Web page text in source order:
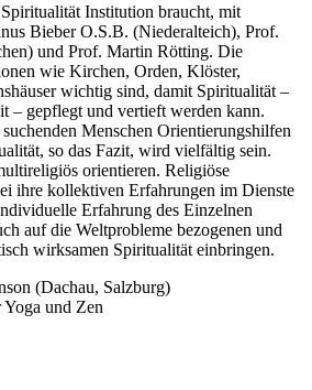
Institution braucht, mit
Bieber O.S.B. (Niederalteich), Prof.
und Prof. Martin Rötting. Die
wie Kirchen, Orden, Klöster,
wichtig sind, damit Spiritualität –
– gepflegt und vertieft werden kann.
Menschen Orientierungshilfen
so das Fazit, wird vielfältig sein.
orientieren. Religiöse
ihre kollektiven Erfahrungen im Dienste
Erfahrung des Einzelnen
auf die Weltprobleme bezogenen und
wirksamen Spiritualität einbringen.
(Dachau, Salzburg)
und Zen